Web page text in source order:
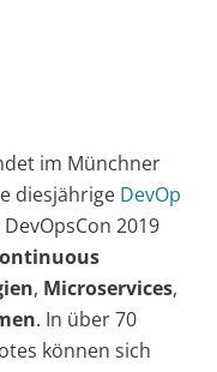
im Münchner
diesjährige DevOp
2019
, Microservices,
. In über 70
können sich